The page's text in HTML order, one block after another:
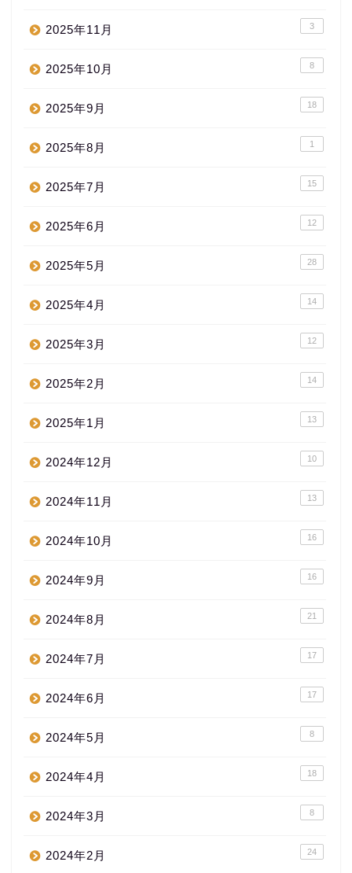
2025年11月 3
2025年10月 8
2025年9月 18
2025年8月 1
2025年7月 15
2025年6月 12
2025年5月 28
2025年4月 14
2025年3月 12
2025年2月 14
2025年1月 13
2024年12月 10
2024年11月 13
2024年10月 16
2024年9月 16
2024年8月 21
2024年7月 17
2024年6月 17
2024年5月 8
2024年4月 18
2024年3月 8
2024年2月 24